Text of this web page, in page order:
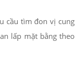
cầu tìm đon vị cung
lấp mặt bằng theo